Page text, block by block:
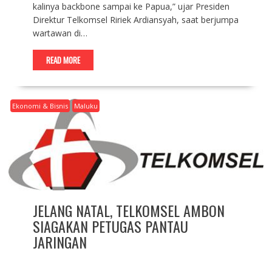
kalinya backbone sampai ke Papua,” ujar Presiden
Direktur Telkomsel Ririek Ardiansyah, saat berjumpa
wartawan di…
READ MORE
Ekonomi & Bisnis Maluku
JELANG NATAL, TELKOMSEL AMBON
SIAGAKAN PETUGAS PANTAU
JARINGAN